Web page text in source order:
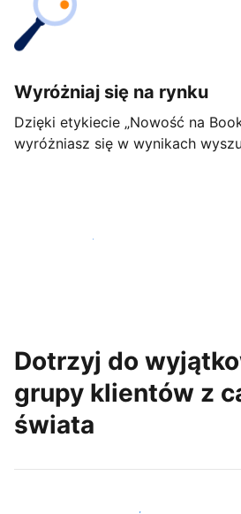
Wyróżniaj się na rynku
Dzięki etykiecie „Nowość na
wyróżniasz się w wynikach
Rozpocznij już dziś
Dotrzyj do
grupy klientów z
świata